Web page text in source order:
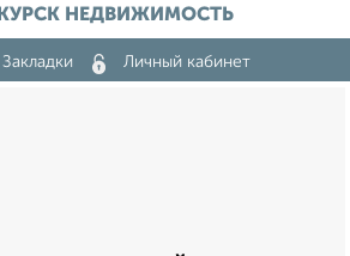
КУРСК НЕДВИЖИМОСТЬ
Закладки Личный кабинет